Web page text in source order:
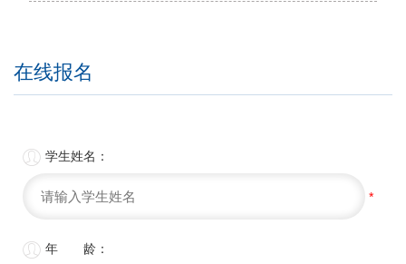
在线报名
 学生姓名：
*
 年 龄：